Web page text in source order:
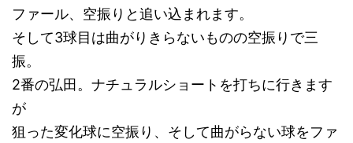
ファール、空振りと追い込まれます。
そして3球目は曲がりきらないものの空振りで三
振。
2番の弘田。ナチュラルショートを打ちに行きます
が
狙った変化球に空振り、そして曲がらない球をファ